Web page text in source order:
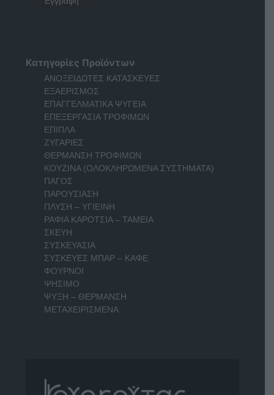
Κατηγορίες Προϊόντων
ΑΝΟΞΕΙΔΩΤΕΣ ΚΑΤΑΣΚΕΥΕΣ
ΕΞΑΕΡΙΣΜΟΣ
ΕΠΑΓΓΕΛΜΑΤΙΚΑ ΨΥΓΕΙΑ
ΕΠΕΞΕΡΓΑΣΙΑ ΤΡΟΦΙΜΩΝ
ΕΠΙΠΛΑ
ΖΥΓΑΡΙΕΣ
ΘΕΡΜΑΝΣΗ ΤΡΟΦΙΜΩΝ
ΚΟΥΖΙΝΑ (ΟΛΟΚΛΗΡΩΜΕΝΑ ΣΥΣΤΗΜΑΤΑ)
ΠΑΓΟΣ
ΠΑΡΟΥΣΙΑΣΗ
ΠΛΥΣΗ – ΥΓΙΕΙΝΗ
ΡΑΦΙΑ ΚΑΡΟΤΣΙΑ – ΤΑΜΕΙΑ
ΣΚΕΥΗ
ΣΥΣΚΕΥΑΣΙΑ
ΣΥΣΚΕΥΕΣ ΜΠΑΡ – ΚΑΦΕ
ΦΟΥΡΝΟΙ
ΨΗΣΙΜΟ
ΨΥΞΗ – ΘΕΡΜΑΝΣΗ
ΜΕΤΑΧΕΙΡΙΣΜΕΝΑ